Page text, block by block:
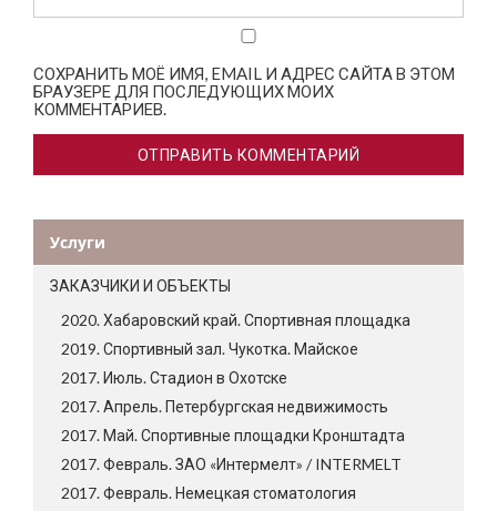
СОХРАНИТЬ МОЁ ИМЯ, EMAIL И АДРЕС САЙТА В ЭТОМ
БРАУЗЕРЕ ДЛЯ ПОСЛЕДУЮЩИХ МОИХ
КОММЕНТАРИЕВ.
Услуги
ЗАКАЗЧИКИ И ОБЪЕКТЫ
2020. Хабаровский край. Спортивная площадка
2019. Спортивный зал. Чукотка. Майское
2017. Июль. Стадион в Охотске
2017. Апрель. Петербургская недвижимость
2017. Май. Спортивные площадки Кронштадта
2017. Февраль. ЗАО «Интермелт» / INTERMELT
2017. Февраль. Немецкая стоматология